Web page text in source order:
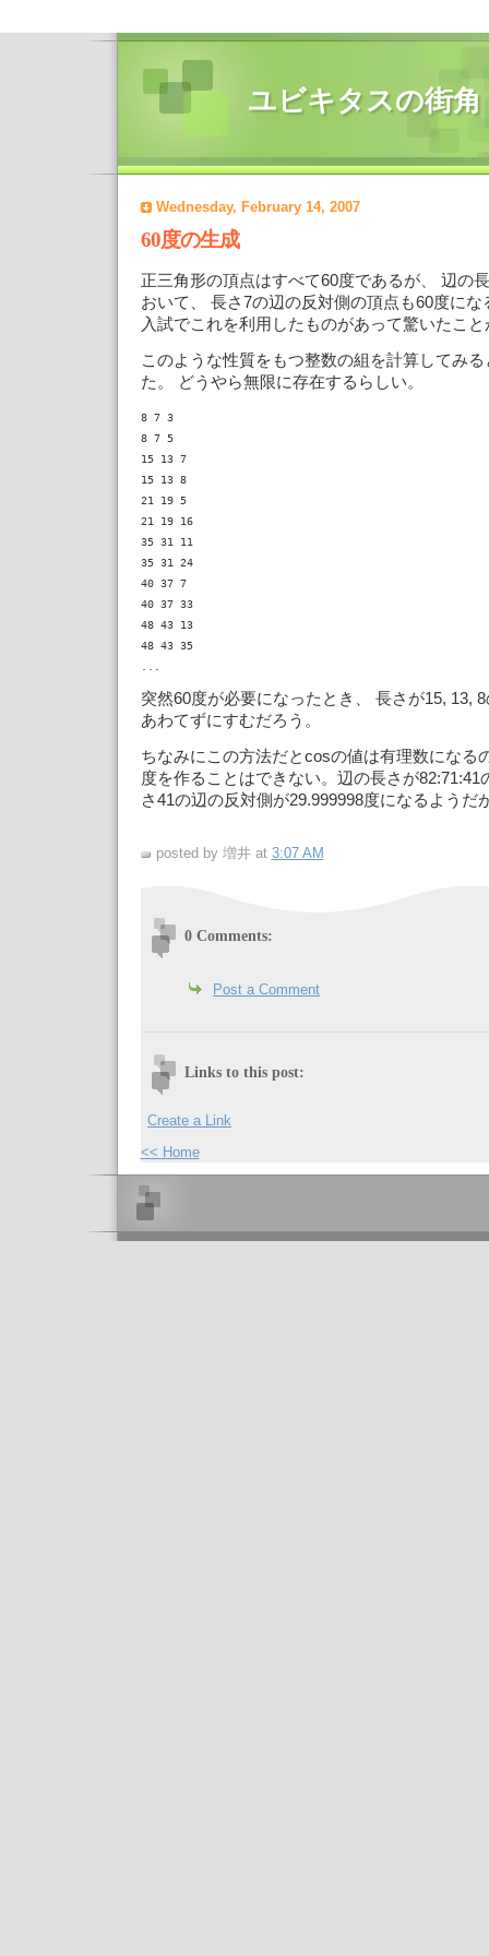
ユビキタスの街角
Wednesday, February 14, 2007
60度の生成
正三角形の頂点はすべて60度であるが、 辺の
おいて、 長さ7の辺の反対側の頂点も60度にな
入試でこれを利用したものがあって驚いたこ
このような性質をもつ整数の組を計算してみ
た。 どうやら無限に存在するらしい。
8 7 3
8 7 5
15 13 7
15 13 8
21 19 5
21 19 16
35 31 11
35 31 24
40 37 7
40 37 33
48 43 13
48 43 35
突然60度が必要になったとき、 長さが15, 13,
あわてずにすむだろう。
ちなみにこの方法だとcosの値は有理数になる
度を作ることはできない。辺の長さが82:71:41
さ41の辺の反対側が29.999998度になるようだ
posted by 増井 at 3:07 AM
0 Comments:
Post a Comment
Links to this post:
Create a Link
<< Home